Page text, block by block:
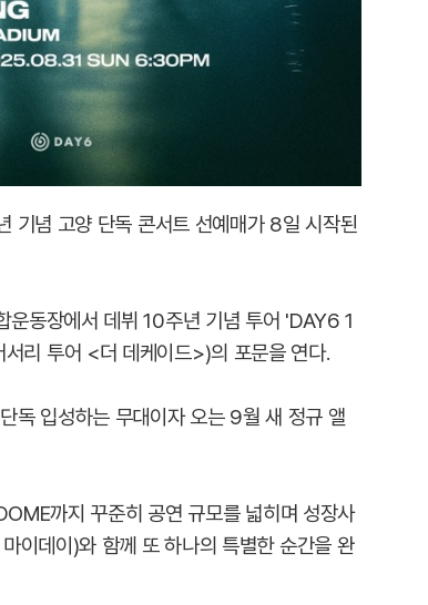
념 고양 단독 콘서트 선예매가 8일 시작된
동장에서 데뷔 10주년 기념 투어 'DAY6 1
투어 <더 데케이드>)의 포문을 연다.
독 입성하는 무대이자 오는 9월 새 정규 앨
까지 꾸준히 공연 규모를 넓히며 성장사
이데이)와 함께 또 하나의 특별한 순간을 완